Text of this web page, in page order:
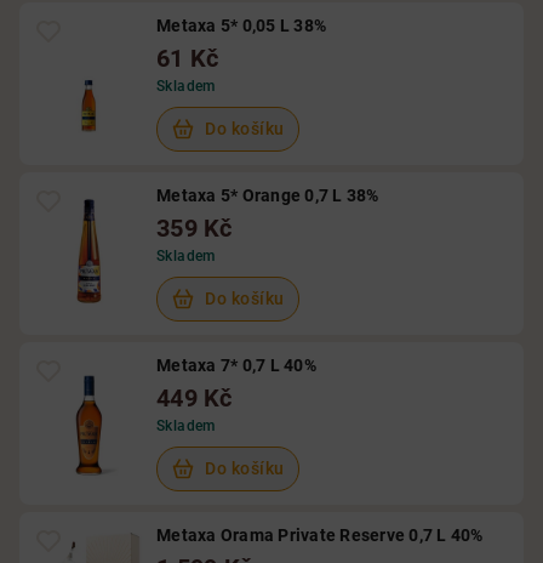
Metaxa 5* 0,05 L 38%
61 Kč
Skladem
Do košíku
Metaxa 5* Orange 0,7 L 38%
359 Kč
Skladem
Do košíku
Metaxa 7* 0,7 L 40%
449 Kč
Skladem
Do košíku
Metaxa Orama Private Reserve 0,7 L 40%